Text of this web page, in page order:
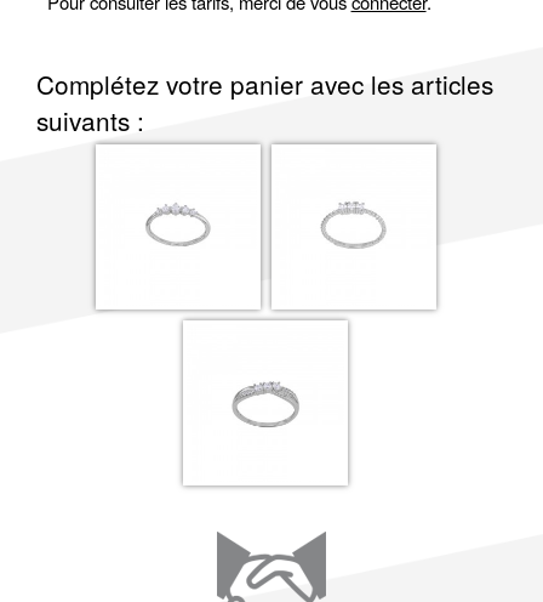
Complétez votre panier avec les articles
suivants :